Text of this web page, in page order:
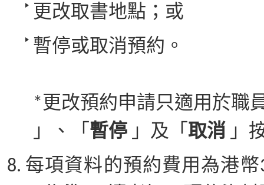
更改取書地點；或
暫停或取消預約。
*更改預約申請只適用於職
」、「 暫停 」及「 取消 」
每項資料的預約費用為港